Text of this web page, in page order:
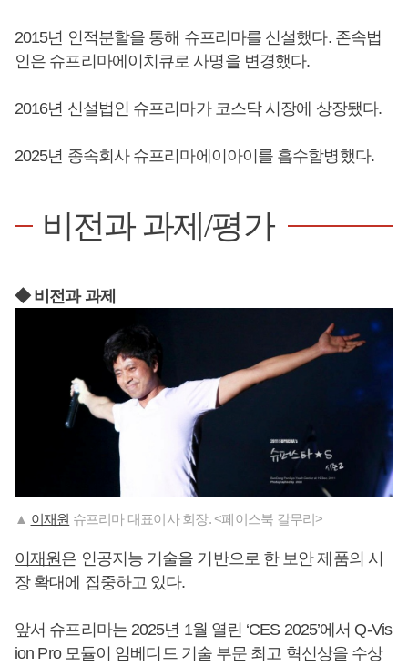
2015년 인적분할을 통해 슈프리마를 신설했다. 존속법
인은 슈프리마에이치큐로 사명을 변경했다.
2016년 신설법인 슈프리마가 코스닥 시장에 상장됐다.
2025년 종속회사 슈프리마에이아이를 흡수합병했다.
비전과 과제/평가
◆ 비전과 과제
▲ 이재원 슈프리마 대표이사 회장. <페이스북 갈무리>
이재원은 인공지능 기술을 기반으로 한 보안 제품의 시
장 확대에 집중하고 있다.
앞서 슈프리마는 2025년 1월 열린 ‘CES 2025’에서 Q-Vis
ion Pro 모듈이 임베디드 기술 부문 최고 혁신상을 수상